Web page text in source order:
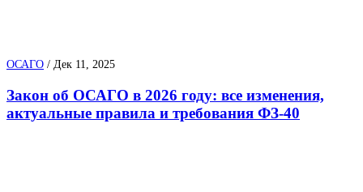
ОСАГО / Дек 11, 2025
Закон об ОСАГО в 2026 году: все изменения,
актуальные правила и требования ФЗ-40